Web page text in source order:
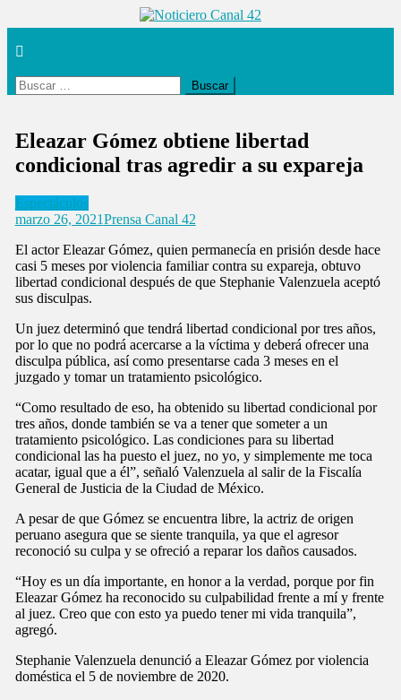
al
contenido
Noticiero Canal 42
Buscar:
Eleazar Gómez obtiene libertad
condicional tras agredir a su expareja
Espectáculos
marzo 26, 2021Prensa Canal 42
El actor Eleazar Gómez, quien permanecía en prisión desde hace
casi 5 meses por violencia familiar contra su expareja, obtuvo
libertad condicional después de que Stephanie Valenzuela aceptó
sus disculpas.
Un juez determinó que tendrá libertad condicional por tres años,
por lo que no podrá acercarse a la víctima y deberá ofrecer una
disculpa pública, así como presentarse cada 3 meses en el
juzgado y tomar un tratamiento psicológico.
“Como resultado de eso, ha obtenido su libertad condicional por
tres años, donde también se va a tener que someter a un
tratamiento psicológico. Las condiciones para su libertad
condicional las ha puesto el juez, no yo, y simplemente me toca
acatar, igual que a él”, señaló Valenzuela al salir de la Fiscalía
General de Justicia de la Ciudad de México.
A pesar de que Gómez se encuentra libre, la actriz de origen
peruano asegura que se siente tranquila, ya que el agresor
reconoció su culpa y se ofreció a reparar los daños causados.
“Hoy es un día importante, en honor a la verdad, porque por fin
Eleazar Gómez ha reconocido su culpabilidad frente a mí y frente
al juez. Creo que con esto ya puedo tener mi vida tranquila”,
agregó.
Stephanie Valenzuela denunció a Eleazar Gómez por violencia
doméstica el 5 de noviembre de 2020.